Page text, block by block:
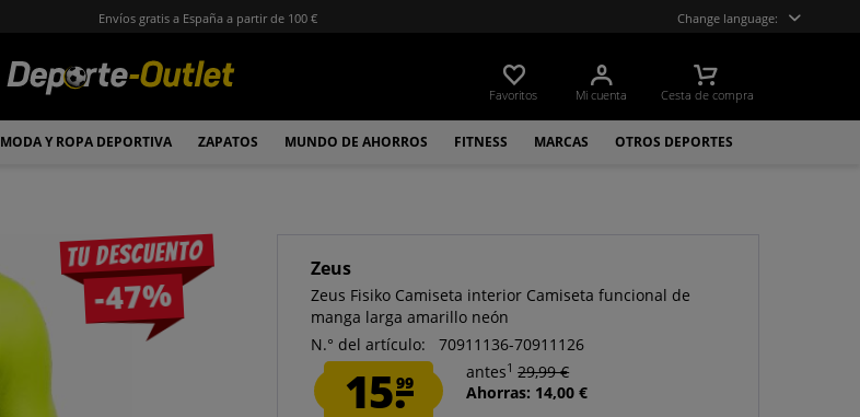
Envíos gratis a España a partir de 100 € Change language:
Favoritos Mi cuenta Cesta de compra
MODA Y ROPA DEPORTIVA ZAPATOS MUNDO DE AHORROS FITNESS MARCAS OTROS DEPORTES
Tu descuento
-47%
Zeus
Zeus Fisiko Camiseta interior Camiseta funcional de
manga larga amarillo neón
N.° del artículo:
70911136-70911126
15.99
antes1 29,99 €
Ahorras: 14,00 €